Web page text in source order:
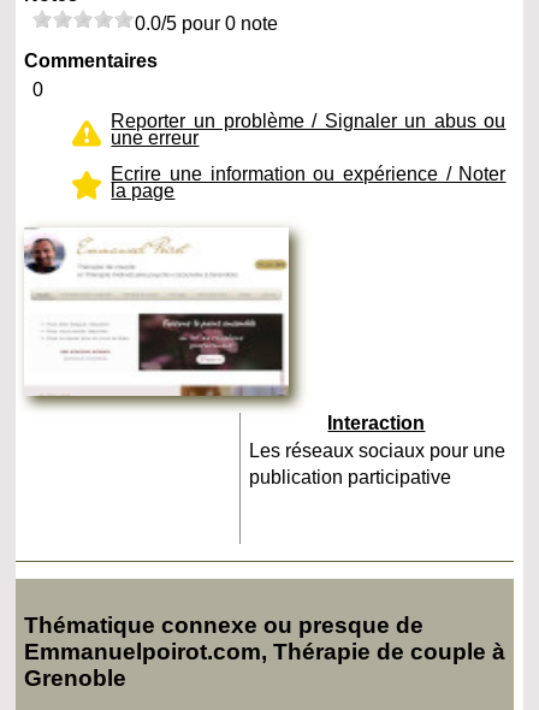
0.0/5 pour 0 note
Commentaires
0
Reporter un problème / Signaler un abus ou
une erreur
Ecrire une information ou expérience / Noter
la page
Interaction
Les réseaux sociaux pour une
publication participative
Thématique connexe ou presque de
Emmanuelpoirot.com, Thérapie de couple à
Grenoble